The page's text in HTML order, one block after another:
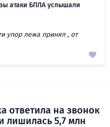
атаки БПЛА услышали
упор лежа принял , от
ответила на звонок
лишилась 5,7 млн